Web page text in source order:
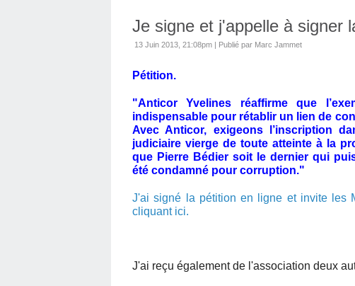
Je signe et j'appelle à signer
13 Juin 2013, 21:08pm | Publié par Marc Jammet
Pétition.
"Anticor Yvelines réaffirme que
indispensable pour rétablir un lien de
Avec Anticor, exigeons l’inscription
judiciaire vierge de toute atteinte à la
que Pierre Bédier soit le dernier qui
été condamné pour corruption."
J'ai signé la pétition en ligne et invite les
cliquant ici.
J'ai reçu également de l'association deux